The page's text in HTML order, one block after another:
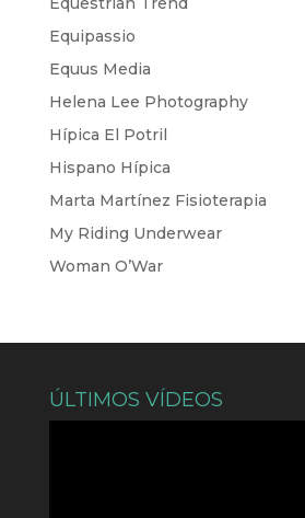
Equipassio
Equus Media
Helena Lee Photography
Hípica El Potril
Hispano Hípica
Marta Martínez Fisioterapia
My Riding Underwear
Woman O’War
ÚLTIMOS VÍDEOS